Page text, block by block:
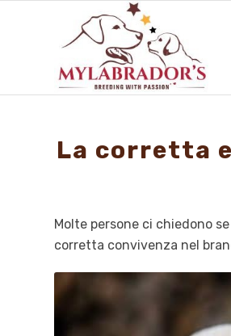
La corretta
Molte persone ci chiedono
corretta convivenza nel